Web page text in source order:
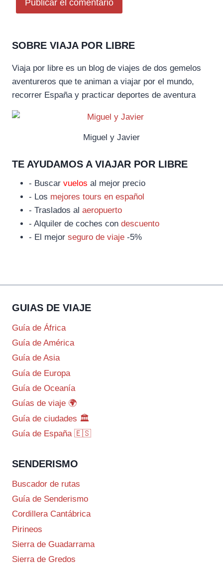
SOBRE VIAJA POR LIBRE
Viaja por libre es un blog de viajes de dos gemelos
aventureros que te animan a viajar por el mundo,
recorrer España y practicar deportes de aventura
Miguel y Javier
TE AYUDAMOS A VIAJAR POR LIBRE
- Buscar vuelos al mejor precio
- Los mejores tours en español
- Traslados al aeropuerto
- Alquiler de coches con descuento
- El mejor seguro de viaje -5%
GUIAS DE VIAJE
Guía de África
Guía de América
Guía de Asia
Guía de Europa
Guía de Oceanía
Guías de viaje 🌍
Guía de ciudades 🏛️
Guía de España 🇪🇸
SENDERISMO
Buscador de rutas
Guía de Senderismo
Cordillera Cantábrica
Pirineos
Sierra de Guadarrama
Sierra de Gredos